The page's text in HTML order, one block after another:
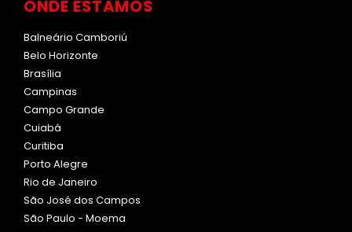
ONDE ESTAMOS
Balneário Camboriú
Belo Horizonte
Brasília
Campinas
Campo Grande
Cuiabá
Curitiba
Porto Alegre
Rio de Janeiro
São José dos Campos
São Paulo - Moema